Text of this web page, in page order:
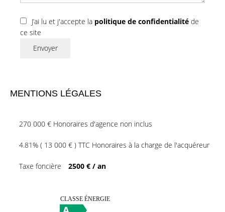
J’ai lu et j'accepte la politique de confidentialité de
ce site
Envoyer
MENTIONS LÉGALES
270 000 € Honoraires d'agence non inclus
4.81% ( 13 000 € ) TTC Honoraires à la charge de l'acquéreur
Taxe foncière 2500 € / an